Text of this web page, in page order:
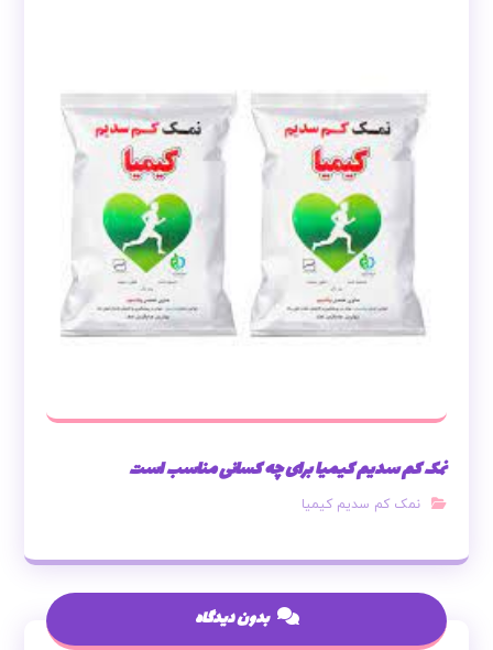
نمک کم سدیم کیمیا برای چه کسانی مناسب است
نمک کم سدیم کیمیا
بدون دیدگاه